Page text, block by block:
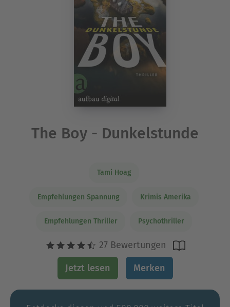
The Boy - Dunkelstunde
Tami Hoag
Empfehlungen Spannung Krimis Amerika
Empfehlungen Thriller Psychothriller
27 Bewertungen
Jetzt lesen Merken